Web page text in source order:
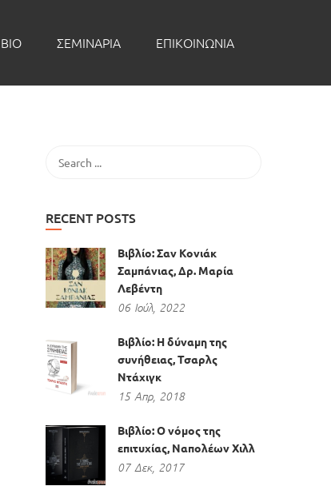
BIO ΣΕΜΙΝΑΡΙΑ ΕΠΙΚΟΙΝΩΝΙΑ
RECENT POSTS
Βιβλίο: Σαν Κονιάκ
Σαμπάνιας, Δρ. Μαρία
Λεβέντη
06 Ιούλ, 2022
Βιβλίο: Η δύναμη της
συνήθειας, Τσαρλς
Ντάχιγκ
15 Απρ, 2018
Βιβλίο: Ο νόμος της
επιτυχίας, Ναπολέων Χιλλ
07 Δεκ, 2017